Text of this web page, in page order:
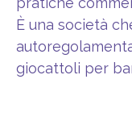
È una società
giocattoli per